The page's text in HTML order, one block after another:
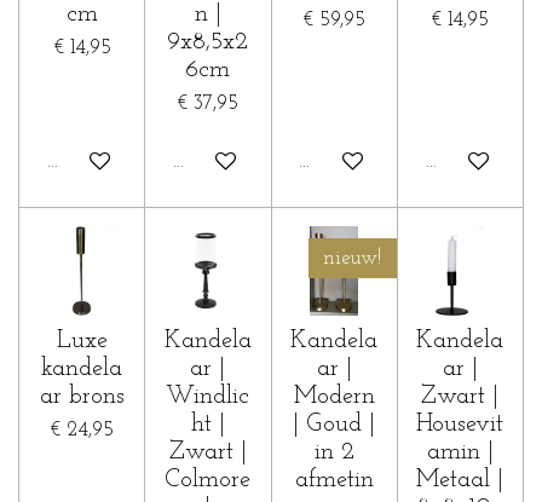
cm
€ 14,95
In winkelwagen
n |
9x8,5x2
6cm
€ 37,95
In winkelwagen
€ 59,95
In winkelwagen
€ 14,95
In
Luxe
kandela
ar brons
€ 24,95
Kandela
ar |
Windlic
ht |
Zwart |
Colmore
nieuw!
Kandela
ar |
Modern
| Goud |
in 2
afmetin
Kandela
ar |
Zwart |
Housevit
amin |
Metaal |